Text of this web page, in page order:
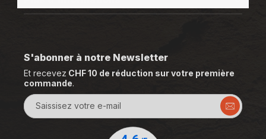
S'abonner à notre Newsletter
Et recevez CHF 10 de réduction sur votre première
commande.
Saissisez votre e-mail